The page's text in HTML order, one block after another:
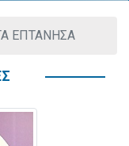
ΕΠΤΑΝΗΣΑ